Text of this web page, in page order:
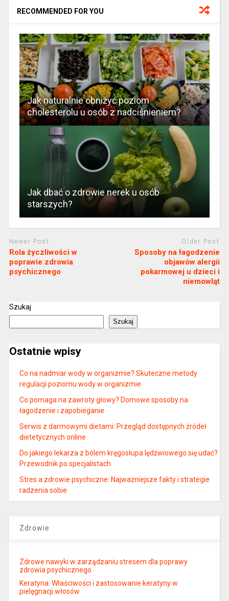
RECOMMENDED FOR YOU
Jak naturalnie obniżyć poziom
cholesterolu u osób z nadciśnieniem?
Jak dbać o zdrowie nerek u osób
starszych?
Newer Post
Rola życzliwości w
poprawie zdrowia
psychicznego
Older Post
Sposoby na łagodzenie
objawów alergii
pokarmowej u dzieci i
niemowląt
Szukaj
Szukaj
Ostatnie wpisy
Co na nadmiar wody w organizmie? Skuteczne metody
regulacji poziomu wody w organizmie
Co pomaga na zawroty głowy? Domowe sposoby na
łagodzenie i zapobieganie
Serwis z darmowymi dietami: Przegląd dostępnych źródeł
dietetycznych online
Do jakiego lekarza z bólem kręgosłupa lędźwiowego się udać?
Przewodnik po specjalistach
Stres a zdrowie psychiczne: Najważniejsze fakty i strategie
radzenia sobie
Zdrowie
Zdrowe nawyki w zarządzaniu stresem dla poprawy
zdrowia psychicznego
Keratyna: Właściwości i zastosowanie keratyny w
pielęgnacji włosów